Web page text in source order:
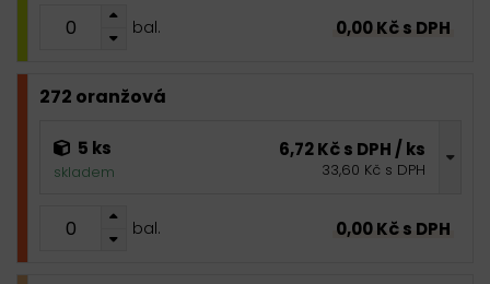
bal. 0,00 Kč s DPH
272 oranžová
5 ks
skladem
6,72 Kč s DPH / ks
33,60 Kč s DPH
bal. 0,00 Kč s DPH